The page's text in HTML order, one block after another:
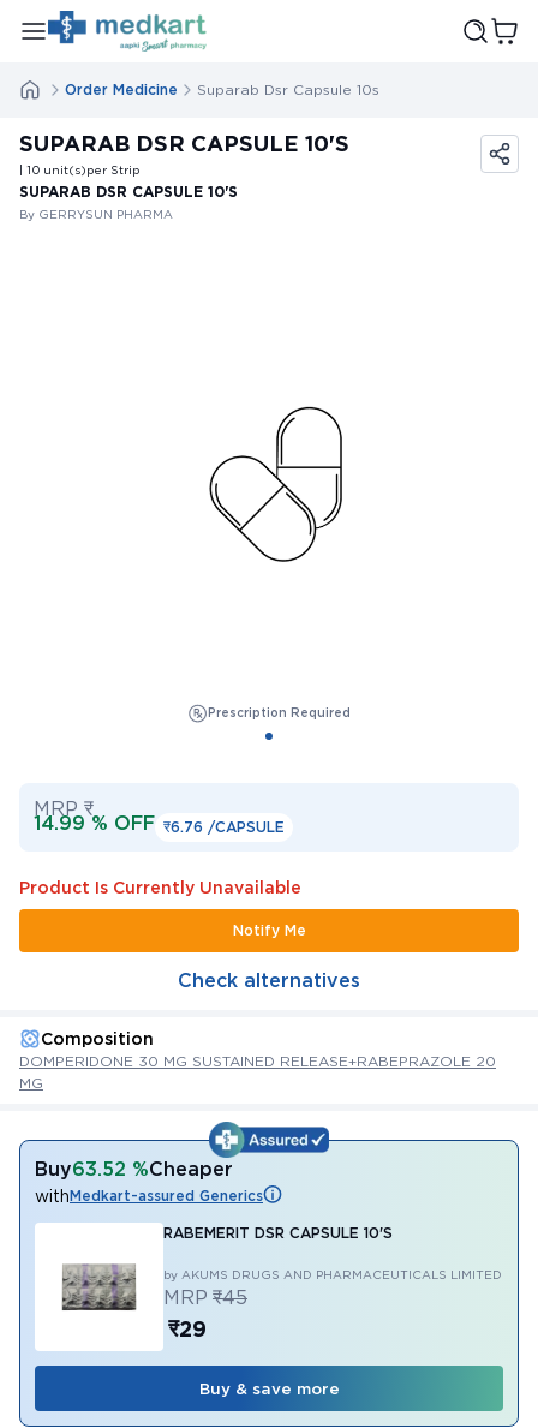
Order Medicine Suparab Dsr Capsule 10s
SUPARAB DSR CAPSULE 10'S
| 10 unit(s)per Strip
SUPARAB DSR CAPSULE 10'S
By GERRYSUN PHARMA
Prescription Required
MRP ₹
14.99 % OFF ₹6.76 /CAPSULE
Product Is Currently Unavailable
Notify Me
Check alternatives
Composition
DOMPERIDONE 30 MG SUSTAINED RELEASE+RABEPRAZOLE 20
MG
Buy63.52 %Cheaper
withMedkart-assured Generics
RABEMERIT DSR CAPSULE 10'S
by AKUMS DRUGS AND PHARMACEUTICALS LIMITED
MRP ₹45
₹29
Buy & save more